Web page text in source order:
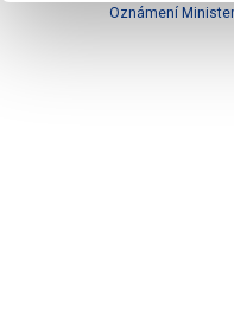
Oznámení